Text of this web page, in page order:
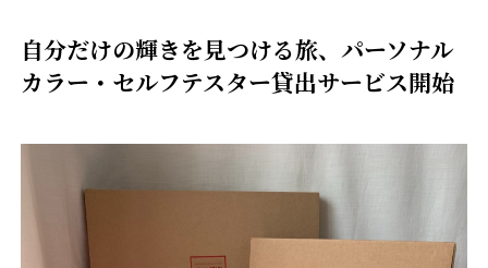
自分だけの輝きを見つける旅、パーソナル
カラー・セルフテスター貸出サービス開始